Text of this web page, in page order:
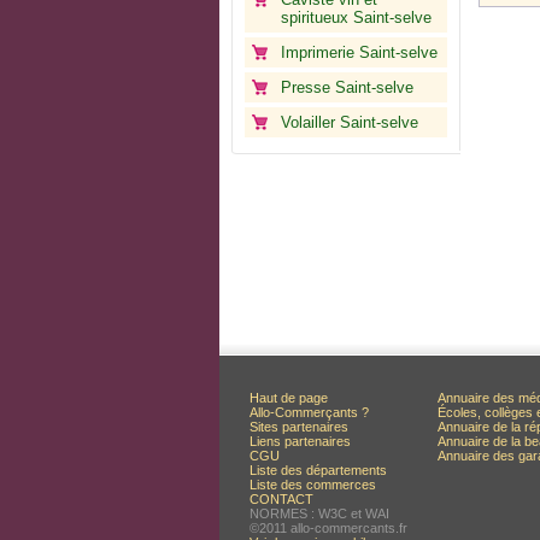
spiritueux Saint-selve
Imprimerie Saint-selve
Presse Saint-selve
Volailler Saint-selve
Haut de page
Allo-Commerçants ?
Sites partenaires
Liens partenaires
CGU
Liste des départements
Liste des commerces
CONTACT
NORMES : W3C et WAI
©2011 allo-commercants.fr
Annuaire des
Écoles, collèges
Annuaire de la
Annuaire de la
Annuaire des